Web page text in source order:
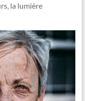
la lumière